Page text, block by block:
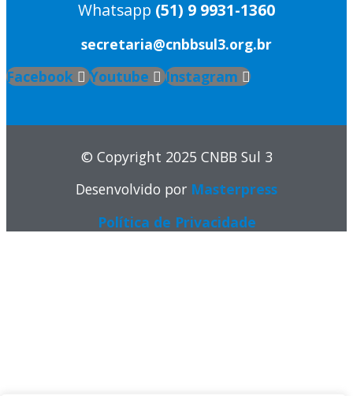
Whatsapp (51) 9 9931-1360
secretaria@cnbbsul3.org.br
Facebook
Youtube Instagram
© Copyright 2025 CNBB Sul 3
Desenvolvido por Masterpress
Política de Privacidade